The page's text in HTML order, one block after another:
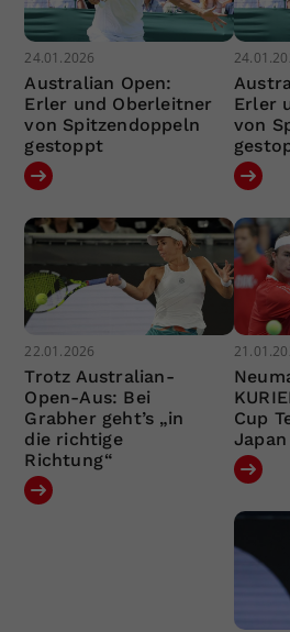
24.01.2026
Australian Open:
Erler und Oberleitner
von Spitzendoppeln
gestoppt
Erler
von
22.01.2026
Trotz Australian-
Open-Aus: Bei
Grabher geht’s „in
die richtige
Richtung“
Cup